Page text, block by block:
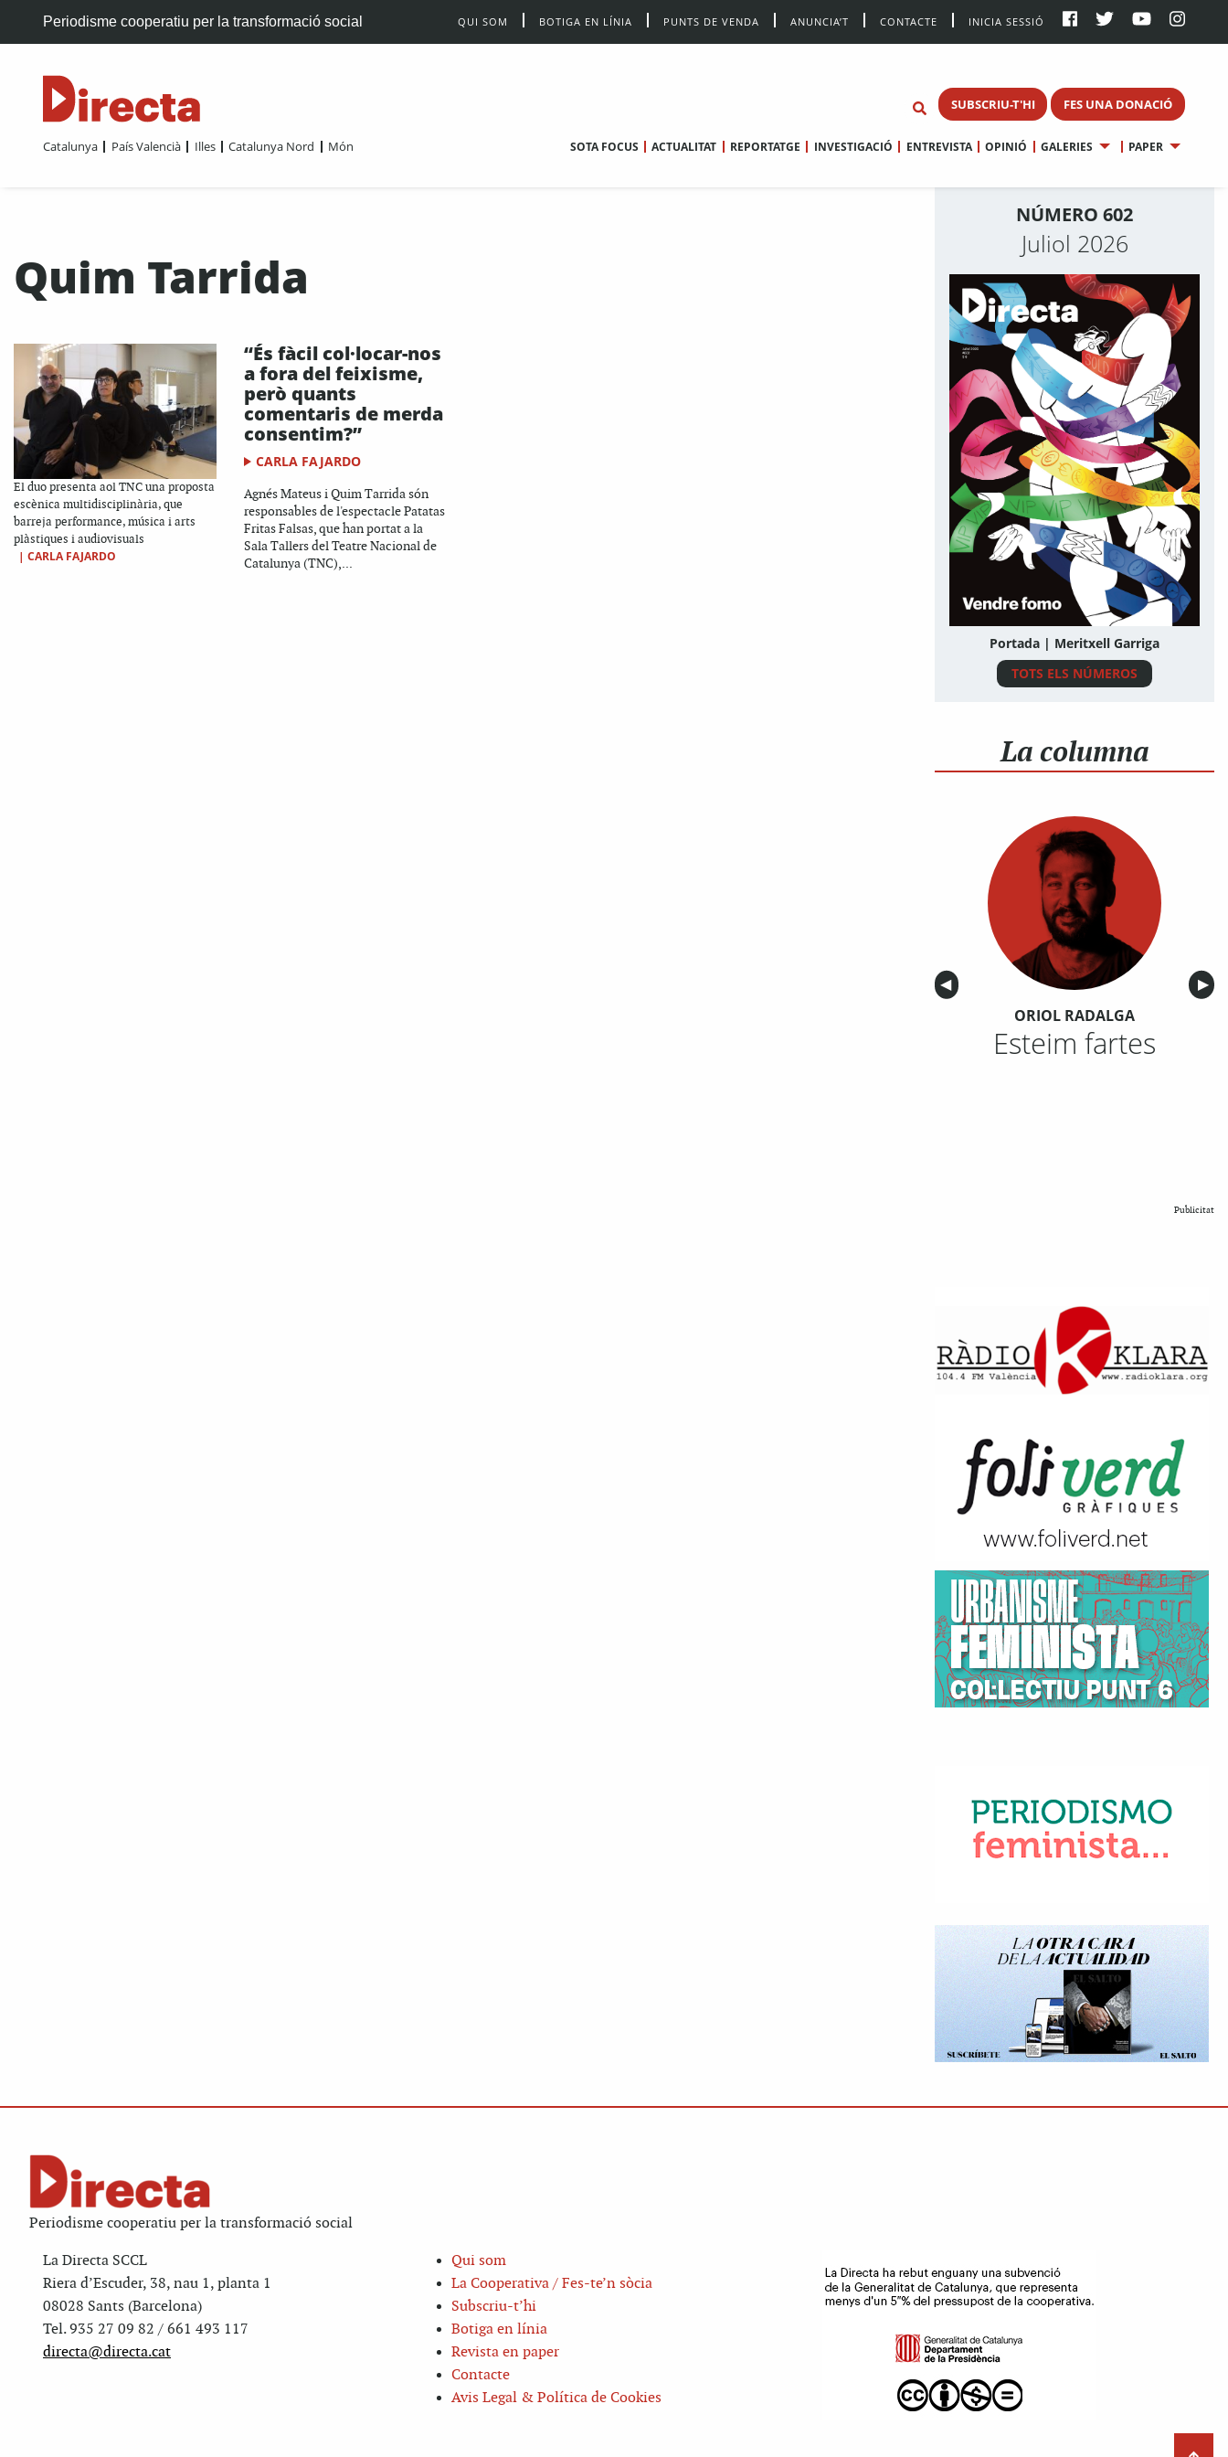
Periodisme cooperatiu per la transformació social QUI SOM BOTIGA EN LÍNIA PUNTS DE VENDA ANUNCIA’T CONTACTE INICIA SESSIÓ
SUBSCRIU-T'HI FES UNA DONACIÓ
Catalunya País Valencià Illes Catalunya Nord Món SOTA FOCUS ACTUALITAT REPORTATGE INVESTIGACIÓ ENTREVISTA OPINIÓ GALERIES PAPER
Quim Tarrida
El duo presenta aol TNC una proposta
escènica multidisciplinària, que
barreja performance, música i arts
plàstiques i audiovisuals
| CARLA FAJARDO
“És fàcil col·locar-nos
a fora del feixisme,
però quants
comentaris de merda
consentim?”
CARLA FAJARDO
Agnés Mateus i Quim Tarrida són
responsables de l'espectacle Patatas
Fritas Falsas, que han portat a la
Sala Tallers del Teatre Nacional de
Catalunya (TNC),...
NÚMERO 602
Juliol 2026
Portada | Meritxell Garriga
TOTS ELS NÚMEROS
La columna
Anterior
◀︎ ▶︎
ORIOL RADALGA
Esteim fartes
Publicitat
Periodisme cooperatiu per la transformació social
La Directa SCCL
Riera d’Escuder, 38, nau 1, planta 1
08028 Sants (Barcelona)
Tel. 935 27 09 82 / 661 493 117
directa@directa.cat
Qui som
La Cooperativa / Fes-te’n sòcia
Subscriu-t’hi
Botiga en línia
Revista en paper
Contacte
Avis Legal & Política de Cookies